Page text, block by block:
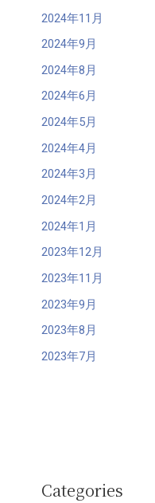
2024年11月
2024年9月
2024年8月
2024年6月
2024年5月
2024年4月
2024年3月
2024年2月
2024年1月
2023年12月
2023年11月
2023年9月
2023年8月
2023年7月
Categories